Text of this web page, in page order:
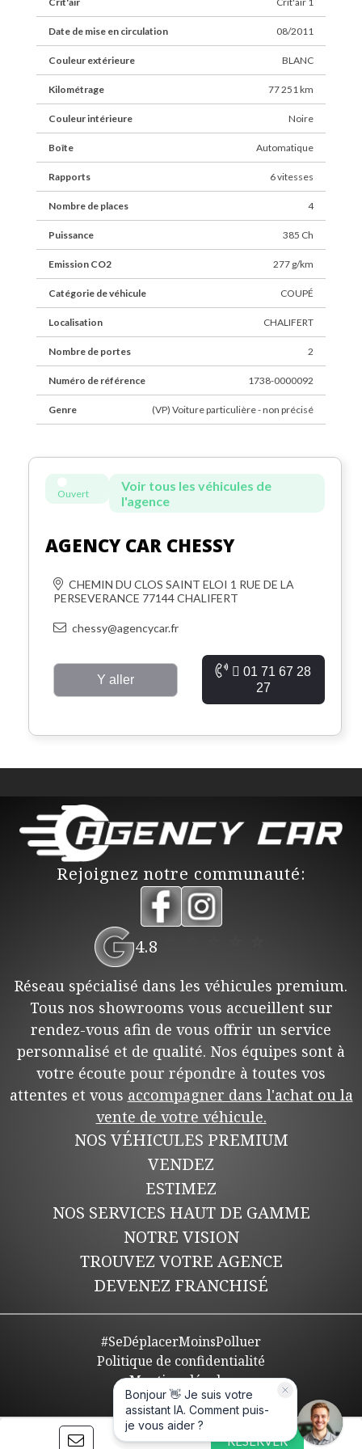
Date de mise en circulation 08/2011
Couleur extérieure BLANC
Kilométrage 77 251 km
Couleur intérieure Noire
Boîte Automatique
Rapports 6 vitesses
Nombre de places 4
Puissance 385 Ch
Emission CO2 277 g/km
Catégorie de véhicule COUPÉ
Localisation CHALIFERT
Nombre de portes 2
Numéro de référence 1738-0000092
Genre (VP) Voiture particulière - non précisé
Ouvert
Voir tous les véhicules de
l'agence
AGENCY CAR CHESSY
CHEMIN DU CLOS SAINT ELOI 1 RUE DE LA
PERSEVERANCE 77144 CHALIFERT
chessy@agencycar.fr
Y aller
01 71 67 28
27
Rejoignez notre communauté:
4.8
Réseau spécialisé dans les véhicules premium.
Tous nos showrooms vous accueillent sur
rendez-vous afin de vous offrir un service
personnalisé et de qualité. Nos équipes sont à
votre écoute pour répondre à toutes vos
attentes et vous accompagner dans l'achat ou la
vente de votre véhicule.
NOS VÉHICULES PREMIUM
VENDEZ
ESTIMEZ
NOS SERVICES HAUT DE GAMME
NOTRE VISION
TROUVEZ VOTRE AGENCE
DEVENEZ FRANCHISÉ
#SeDéplacerMoinsPolluer
Politique de confidentialité
Mentions légales
Plan de site
CGV
Réalisé par Spider-voRÉSERVER